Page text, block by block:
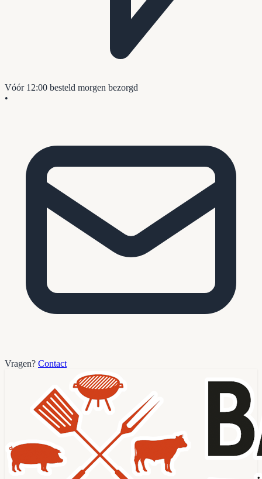
Vóór 12:00 besteld morgen bezorgd
•
Vragen? Contact